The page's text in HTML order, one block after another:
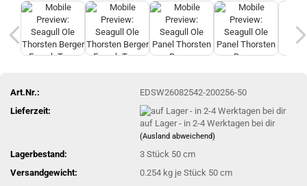
Art.Nr.:
EDSW26082542-200256-50
Lieferzeit:
auf Lager - in 2-4 Werktagen bei dir
(Ausland abweichend)
Lagerbestand: 3Stück 50 cm
Versandgewicht:
0.254 kg je Stück 50 cm